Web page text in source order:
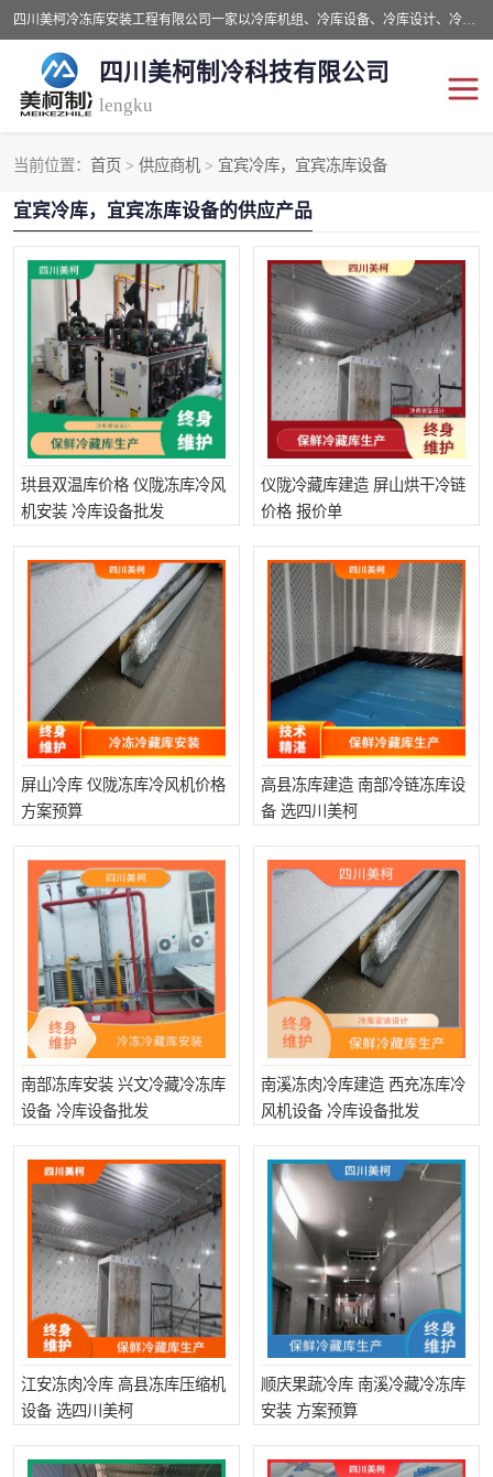
四川美柯冷冻库安装工程有限公司一家以冷库机组、冷库设备、冷库设计、冷冻库设备销售、冷库安装、冻库安装价格及技术服务为一体的综合企业，咨询热线：同等设备材料优惠10% 。公司各种类型安装组合式冷库、冷冻库、冷藏库、气调保鲜库、并提供成套设备供应、安装与调试、维护与维修、技术咨询、操作维修人员技术培训等
四川美柯制冷科技有限公司
lengku
当前位置： 首页 > 供应商机 > 宜宾冷库，宜宾冻库设备
宜宾冷库，宜宾冻库设备的供应产品
珙县双温库价格 仪陇冻库冷风
机安装 冷库设备批发
仪陇冷藏库建造 屏山烘干冷链
价格 报价单
屏山冷库 仪陇冻库冷风机价格
方案预算
高县冻库建造 南部冷链冻库设
备 选四川美柯
南部冻库安装 兴文冷藏冷冻库
设备 冷库设备批发
南溪冻肉冷库建造 西充冻库冷
风机设备 冷库设备批发
江安冻肉冷库 高县冻库压缩机
设备 选四川美柯
顺庆果蔬冷库 南溪冷藏冷冻库
安装 方案预算
成都冻库，成都冻库价格 绵阳冻库,绵阳保鲜冷库
德阳冻库安装，德阳冷库
价格
广元冻库安装,广元冻库造
价
南充冻库设计,南充冻库安
装
遂宁冻库
资阳冻库，资阳冻库安装 泸州冻库，泸州冷库
乐山冻库,乐山保鲜冷库 自贡冻库组装
雅安冷库,雅安冻库 攀枝花冻库
烘干冷链 冻库安装，小型冻库造价
内江冷库，内江冻库 宜宾冷库，宜宾冻库设备
达州冷库、达州小型冷库 凉山冻库安装
甘孜冻库安装